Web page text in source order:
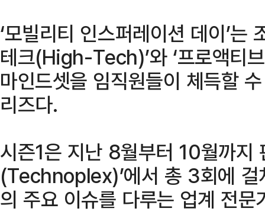
‘모빌리티 인스퍼레이션 데이’는
테크(High-Tech)’와 ‘프로액
마인드셋을 임직원들이 체득할
리즈다.
시즌1은 지난 8월부터 10월까지
(Technoplex)’에서 총 3회에 걸
의 주요 이슈를 다루는 업계 전